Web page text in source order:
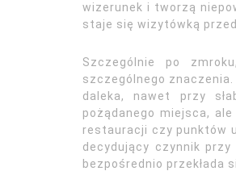
wizerunek i tworzą
staje się wizytówką
Szczególnie po
szczególnego
daleka, nawet przy
pożądanego miejsca,
restauracji czy punktów
decydujący czynnik
bezpośrednio przekłada